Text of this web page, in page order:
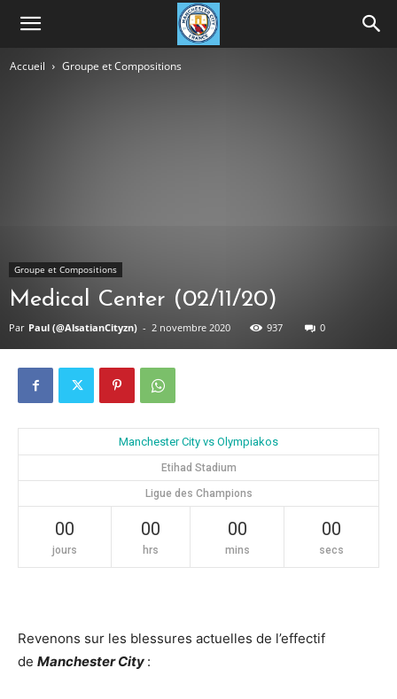
Accueil Groupe et Compositions
Groupe et Compositions
Medical Center (02/11/20)
Par Paul (@AlsatianCityzn) - 2 novembre 2020 937 0
Manchester City vs Olympiakos
Etihad Stadium
Ligue des Champions
00
jours
00
hrs
00
mins
00
secs
Revenons sur les blessures actuelles de l’effectif
de Manchester City :